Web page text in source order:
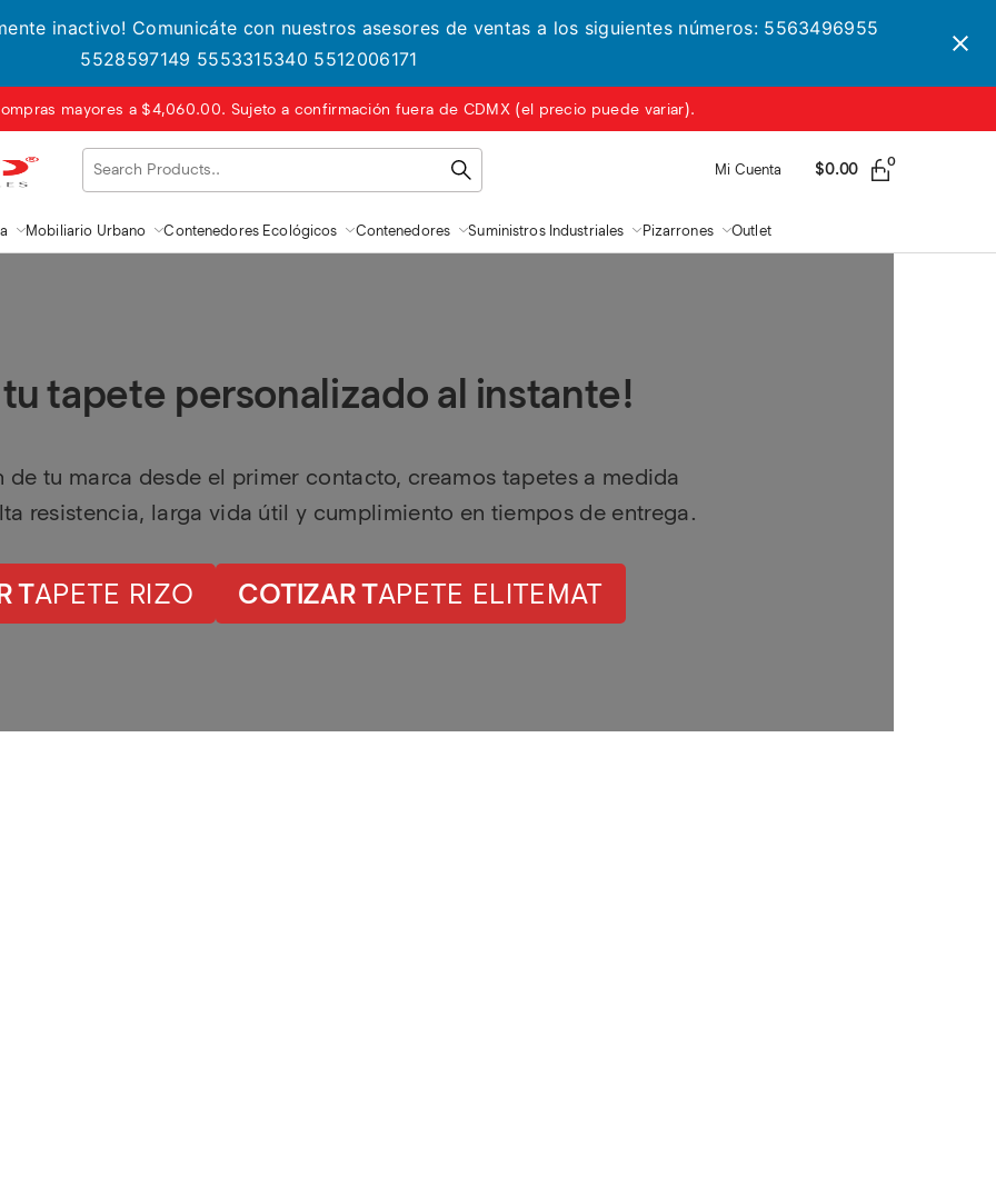
inactivo! Comunicáte con nuestros asesores de ventas a los siguientes números: 5563496955
5528597149 5553315340 5512006171
mayores a $4,060.00. Sujeto a confirmación fuera de CDMX (el precio puede variar).
Mi Cuenta $0.00 0
Mobiliario Urbano Contenedores Ecológicos Contenedores Suministros Industriales Pizarrones Outlet
tu tapete personalizado al instante!
de tu marca desde el primer contacto, creamos tapetes a medida
resistencia, larga vida útil y cumplimiento en tiempos de entrega.
TAPETE RIZO COTIZAR TAPETE ELITEMAT